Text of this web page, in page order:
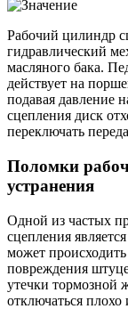
Рабочий цилиндр
гидравлический
масляного бака.
действует на
подавая давление
сцепления диск
переключать
Поломки
устранения
Одной из частых
сцепления
может
повреждения
утечки тормозной
отключаться плохо